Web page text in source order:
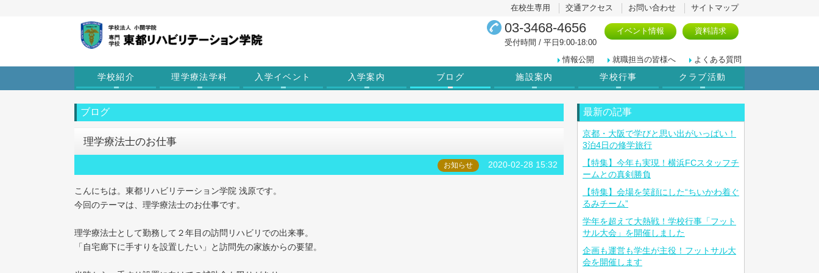
在校生専用 交通アクセス お問い合わせ サイトマップ
03-3468-4656
受付時間 / 平日9:00-18:00
イベント情報 資料請求
情報公開 就職担当の皆様へ よくある質問
学校紹介 理学療法学科 入学イベント 入学案内 ブログ 施設案内 学校行事 クラブ活動
ブログ
理学療法士のお仕事
お知らせ 2020-02-28 15:32
こんにちは。東都リハビリテーション学院 浅原です。
今回のテーマは、理学療法士のお仕事です。
理学療法士として勤務して２年目の訪問リハビリでの出来事。
「自宅廊下に手すりを設置したい」と訪問先の家族からの要望。
最新の記事
京都・大阪で学びと思い出がいっぱい！
3泊4日の修学旅行
【特集】今年も実現！横浜FCスタッフチ
ームとの真剣勝負
【特集】会場を笑顔にした“ちいかわ着ぐ
るみチーム”
学年を超えて大熱戦！学校行事「フット
サル大会」を開催しました
企画も運営も学生が主役！フットサル大
会を開催します